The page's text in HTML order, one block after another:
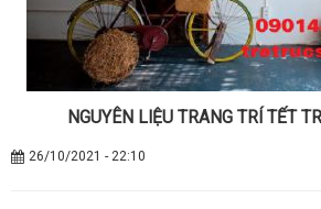
NGUYÊN LIỆU TRANG TRÍ TẾT
26/10/2021 - 22:10